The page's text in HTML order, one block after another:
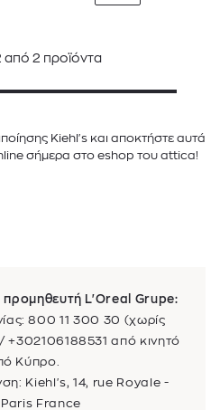
από 2 προϊόντα
Kiehl's και αποκτήστε αυτά
σήμερα στο eshop του attica!
προμηθευτή L'Oreal Grupe:
800 11 300 30 (χωρίς
από κινητό
Κύπρο.
Kiehl's, 14, rue Royale -
France